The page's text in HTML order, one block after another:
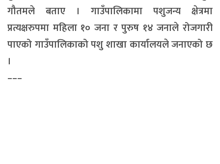
गौतमले बताए । गाउँपालिकामा पशुजन्य क्षेत्रमा
प्रत्यक्षरुपमा महिला १० जना र पुरुष १४ जनाले रोजगारी
पाएको गाउँपालिकाको पशु शाखा कार्यालयले जनाएको छ
।
–––